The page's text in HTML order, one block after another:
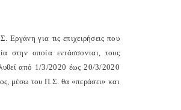
για τις επιχειρήσεις που
στην οποία εντάσσονται, τους
λυθεί από 1/3/2020 έως 20/3/2020
μέσω του Π.Σ. θα «περάσει» και